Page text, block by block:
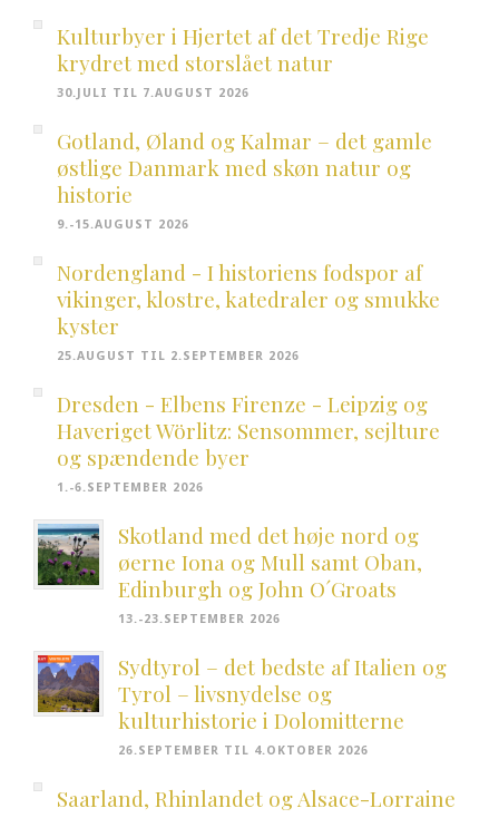
Kulturbyer i Hjertet af det Tredje Rige
krydret med storslået natur
30.JULI TIL 7.AUGUST 2026
Gotland, Øland og Kalmar – det gamle
østlige Danmark med skøn natur og
historie
9.-15.AUGUST 2026
Nordengland - I historiens fodspor af
vikinger, klostre, katedraler og smukke
kyster
25.AUGUST TIL 2.SEPTEMBER 2026
Dresden - Elbens Firenze - Leipzig og
Haveriget Wörlitz: Sensommer, sejlture
og spændende byer
1.-6.SEPTEMBER 2026
Skotland med det høje nord og
øerne Iona og Mull samt Oban,
Edinburgh og John O´Groats
13.-23.SEPTEMBER 2026
Sydtyrol – det bedste af Italien og
Tyrol – livsnydelse og
kulturhistorie i Dolomitterne
26.SEPTEMBER TIL 4.OKTOBER 2026
Saarland, Rhinlandet og Alsace-Lorraine